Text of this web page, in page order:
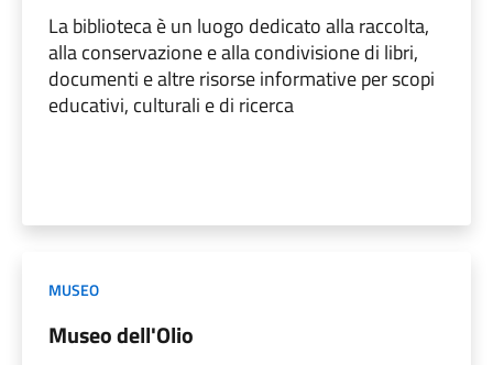
La biblioteca è un luogo dedicato alla raccolta,
alla conservazione e alla condivisione di libri,
documenti e altre risorse informative per scopi
educativi, culturali e di ricerca
MUSEO
Museo dell'Olio